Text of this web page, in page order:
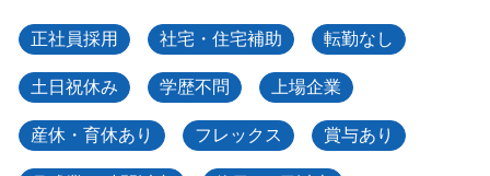
正社員採用 社宅・住宅補助 転勤なし
土日祝休み 学歴不問 上場企業
産休・育休あり フレックス 賞与あり